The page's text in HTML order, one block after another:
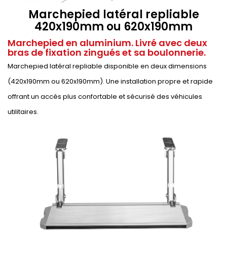
Marchepied latéral repliable
420x190mm ou 620x190mm
Marchepied en aluminium. Livré avec deux
bras de fixation zingués et sa boulonnerie.
Marchepied latéral repliable disponible en deux dimensions
(420x190mm ou 620x190mm). Une installation propre et rapide
offrant un accès plus confortable et sécurisé des véhicules
utilitaires.